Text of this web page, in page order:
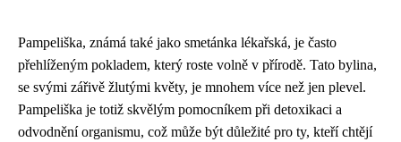
Pampeliška, známá také jako smetánka lékařská, je často
přehlíženým pokladem, který roste volně v přírodě. Tato bylina,
se svými zářivě žlutými květy, je mnohem více než jen plevel.
Pampeliška je totiž skvělým pomocníkem při detoxikaci a
odvodnění organismu, což může být důležité pro ty, kteří chtějí